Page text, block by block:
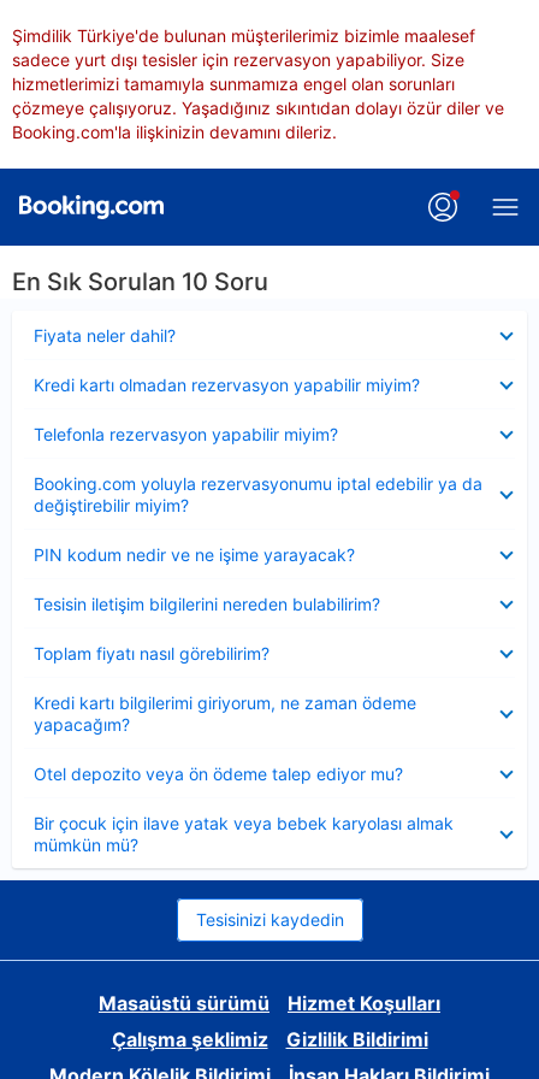
Şimdilik Türkiye'de bulunan müşterilerimiz bizimle maalesef
sadece yurt dışı tesisler için rezervasyon yapabiliyor. Size
hizmetlerimizi tamamıyla sunmamıza engel olan sorunları
çözmeye çalışıyoruz. Yaşadığınız sıkıntıdan dolayı özür diler ve
Booking.com'la ilişkinizin devamını dileriz.
En Sık Sorulan 10 Soru
Fiyata neler dahil?
Kredi kartı olmadan rezervasyon yapabilir miyim?
Telefonla rezervasyon yapabilir miyim?
Booking.com yoluyla rezervasyonumu iptal edebilir ya da
değiştirebilir miyim?
PIN kodum nedir ve ne işime yarayacak?
Tesisin iletişim bilgilerini nereden bulabilirim?
Toplam fiyatı nasıl görebilirim?
Kredi kartı bilgilerimi giriyorum, ne zaman ödeme
yapacağım?
Otel depozito veya ön ödeme talep ediyor mu?
Bir çocuk için ilave yatak veya bebek karyolası almak
mümkün mü?
Tesisinizi kaydedin
Masaüstü sürümü
Hizmet Koşulları
Çalışma şeklimiz
Gizlilik Bildirimi